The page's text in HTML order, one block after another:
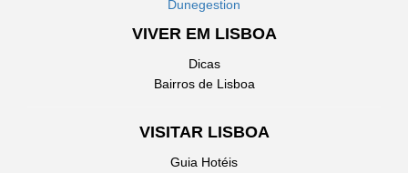
Dunegestion
VIVER EM LISBOA
Dicas
Bairros de Lisboa
VISITAR LISBOA
Guia Hotéis